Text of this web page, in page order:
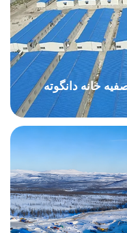
دوم تصفیه خانه دانگوته
پیش‌بینی می‌شود این اردوگاه ظرفیت اقامت ۴۰٬۰۰۰ نفر را داشته
تسهیلات جامع این
اقامتی، دفاتر اداری،
برق‌رسانی،
آتش، مبلمان، لوازم
ارتباطی و کابینت‌ها